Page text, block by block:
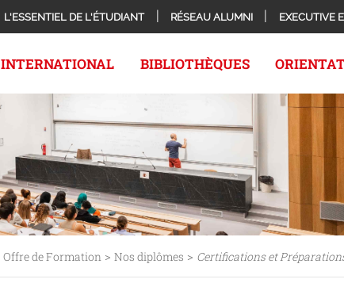
L'ESSENTIEL DE L'ÉTUDIANT RÉSEAU ALUMNI EXECUTIVE
INTERNATIONAL BIBLIOTHÈQUES
Offre de Formation> Nos diplômes > Certifications et